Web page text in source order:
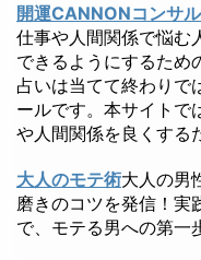
開運CANNONコンサ
仕事や人間関係で悩む
できるようにするため
占いは当てて終わりで
ールです。本サイトで
や人間関係を良くする
大人のモテ術大人の男
磨きのコツを発信！実
で、モテる男への第一